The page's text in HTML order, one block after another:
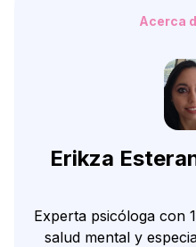
Acerca
Erikza
Experta psicóloga con
salud mental y